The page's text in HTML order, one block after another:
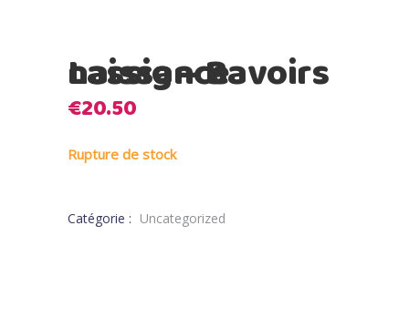
Lassig – Bavoirs naissance
€20.50
Rupture de stock
Catégorie : Uncategorized